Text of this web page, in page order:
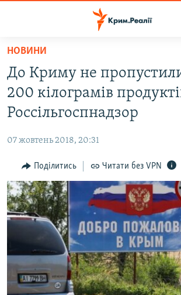
Перейти
основного
матеріалу
Перейти
до
основної
Перейти
до
пошуку
ВОДА.КРИМ
ВІДЕО ТА ФОТО
БЛОГИ
ПОГЛЯД
ІНТЕРВ'Ю
ВСЕ ЗА ДЕНЬ
СПЕЦПРОЕКТИ
ДЕПОРТАЦІЯ
ВІДЕОУРОКИ «ELIFBE»
ЯК ОБІЙТИ БЛОКУВАННЯ
Русский
НОВИНИ
До Криму не
200 кілограмів
Россільгоспнадзор
07 жовтень 2018, 20:31
Поділитись Читати без VPN